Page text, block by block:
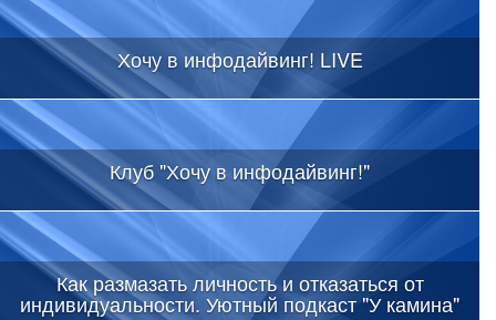
Хочу в инфодайвинг! LIVE
Клуб "Хочу в инфодайвинг!"
Как размазать личность и отказаться от
индивидуальности. Уютный подкаст "У камина"